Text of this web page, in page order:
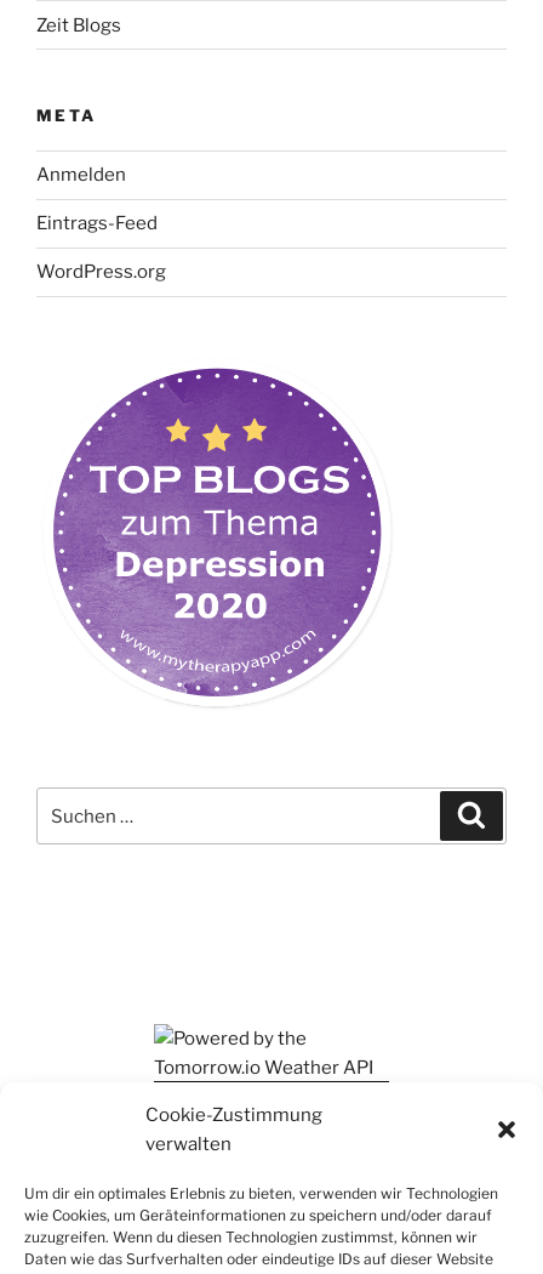
Cookie-Zustimmung
verwalten
Um dir ein optimales Erlebnis zu bieten, verwenden wir Technologien
wie Cookies, um Geräteinformationen zu speichern und/oder darauf
zuzugreifen. Wenn du diesen Technologien zustimmst, können wir
Daten wie das Surfverhalten oder eindeutige IDs auf dieser Website
Zeit Blogs
META
Anmelden
Eintrags-Feed
WordPress.org
nach: